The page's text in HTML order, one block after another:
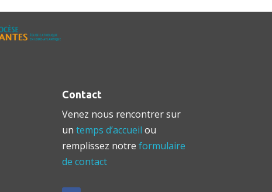
Contact
Venez nous rencontrer sur
untemps d’accueil ou
remplissez notreformulaire
de contact